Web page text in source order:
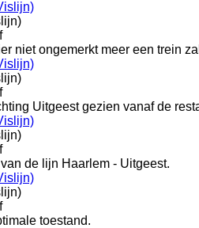
niet ongemerkt meer een trein
Uitgeest gezien vanaf de
de lijn Haarlem - Uitgeest.
toestand.